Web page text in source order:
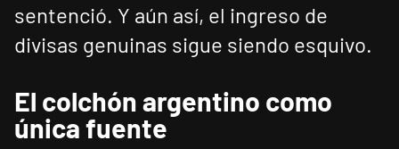
sentenció. Y aún así, el ingreso de
divisas genuinas sigue siendo esquivo.
El colchón argentino como
única fuente